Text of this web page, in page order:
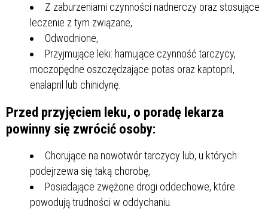
Z zaburzeniami czynności nadnerczy oraz stosujące
leczenie z tym związane,
Odwodnione,
Przyjmujące leki: hamujące czynność tarczycy,
moczopędne oszczędzające potas oraz kaptopril,
enalapril lub chinidynę.
Przed przyjęciem leku, o poradę lekarza
powinny się zwrócić osoby:
Chorujące na nowotwór tarczycy lub, u których
podejrzewa się taką chorobę,
Posiadające zwężone drogi oddechowe, które
powodują trudności w oddychaniu.